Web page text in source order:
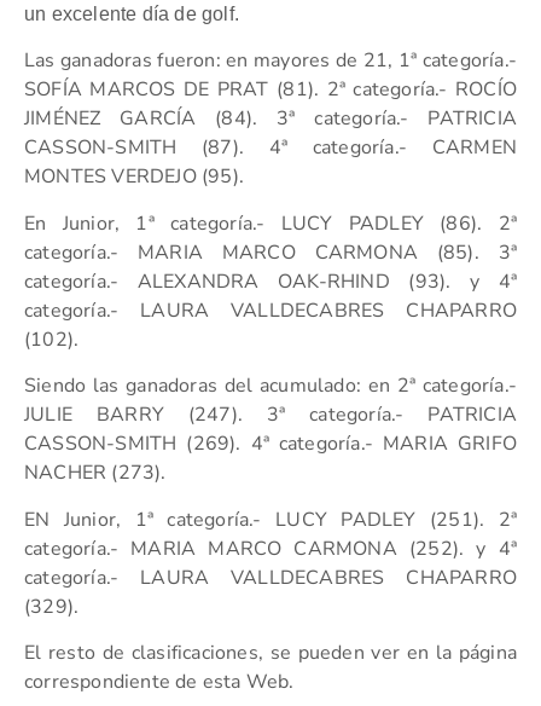
un excelente día de golf.
Las ganadoras fueron: en mayores de 21, 1ª categoría.-
SOFÍA MARCOS DE PRAT (81). 2ª categoría.- ROCÍO
JIMÉNEZ GARCÍA (84). 3ª categoría.- PATRICIA
CASSON-SMITH (87). 4ª categoría.- CARMEN
MONTES VERDEJO (95).
En Junior, 1ª categoría.- LUCY PADLEY (86). 2ª
categoría.- MARIA MARCO CARMONA (85). 3ª
categoría.- ALEXANDRA OAK-RHIND (93). y 4ª
categoría.- LAURA VALLDECABRES CHAPARRO
(102).
Siendo las ganadoras del acumulado: en 2ª categoría.-
JULIE BARRY (247). 3ª categoría.- PATRICIA
CASSON-SMITH (269). 4ª categoría.- MARIA GRIFO
NACHER (273).
EN Junior, 1ª categoría.- LUCY PADLEY (251). 2ª
categoría.- MARIA MARCO CARMONA (252). y 4ª
categoría.- LAURA VALLDECABRES CHAPARRO
(329).
El resto de clasificaciones, se pueden ver en la página
correspondiente de esta Web.